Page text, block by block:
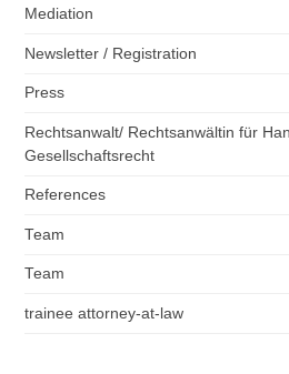
Mediation
Newsletter / Registration
Press
Rechtsanwalt/ Rechtsanwältin für
Gesellschaftsrecht
References
Team
Team
trainee attorney-at-law